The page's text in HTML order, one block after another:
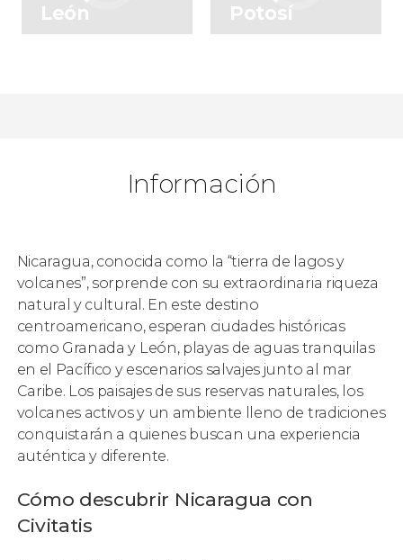
León Potosí
Información
Nicaragua, conocida como la “tierra de lagos y
volcanes”, sorprende con su extraordinaria riqueza
natural y cultural. En este destino
centroamericano, esperan ciudades históricas
como Granada y León, playas de aguas tranquilas
en el Pacífico y escenarios salvajes junto al mar
Caribe. Los paisajes de sus reservas naturales, los
volcanes activos y un ambiente lleno de tradiciones
conquistarán a quienes buscan una experiencia
auténtica y diferente.
Cómo descubrir Nicaragua con
Civitatis